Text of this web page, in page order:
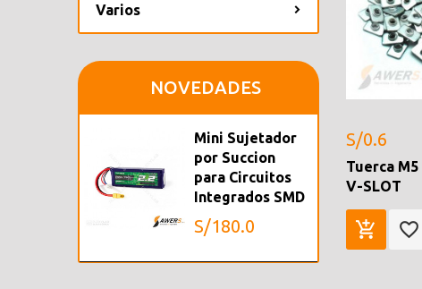
Varios
NOVEDADES
Mini Sujetador
por Succion
para Circuitos
Integrados SMD
S/180.0
S/0.6
Tuerca
V-SLOT